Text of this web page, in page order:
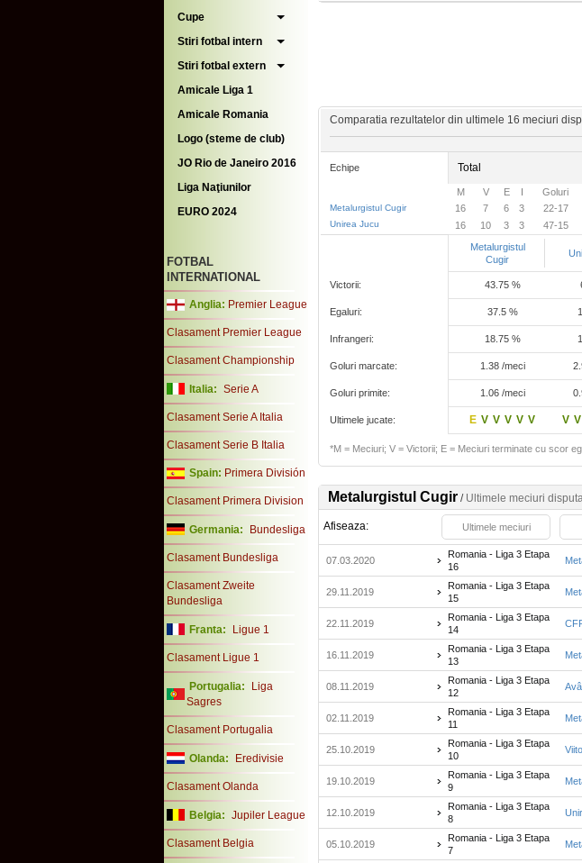
Cupe
Stiri fotbal intern
Stiri fotbal extern
Amicale Liga 1
Amicale Romania
Logo (steme de club)
JO Rio de Janeiro 2016
Liga Naţiunilor
EURO 2024
FOTBAL
INTERNATIONAL
Anglia: Premier League
Clasament Premier League
Clasament Championship
Italia: Serie A
Clasament Serie A Italia
Clasament Serie B Italia
Spain: Primera División
Clasament Primera Division
Germania: Bundesliga
Clasament Bundesliga
Clasament Zweite
Bundesliga
Franta: Ligue 1
Clasament Ligue 1
Portugalia:
Liga
Sagres
Clasament Portugalia
Olanda: Eredivisie
Clasament Olanda
Belgia: Jupiler League
Clasament Belgia
Comparatia rezultatelor din ultimele 16 meciuri
Echipe Total
M V E I Goluri
Metalurgistul Cugir 16 7 6 3 22-17
Unirea Jucu 16 10 3 3 47-15
Metalurgistul
Cugir
Victorii: 43.75 %
Egaluri: 37.5 %
Infrangeri: 18.75 %
Goluri marcate: 1.38 /meci
Goluri primite: 1.06 /meci
Ultimele jucate: E V V V V V V V
*M = Meciuri; V = Victorii; E = Meciuri terminate cu scor
Metalurgistul Cugir / Ultimele meciuri
Afiseaza: Ultimele meciuri
07.03.2020
Romania - Liga 3 Etapa
16
29.11.2019
Romania - Liga 3 Etapa
15
22.11.2019
Romania - Liga 3 Etapa
14
16.11.2019
Romania - Liga 3 Etapa
13
08.11.2019
Romania - Liga 3 Etapa
12
02.11.2019
Romania - Liga 3 Etapa
11
25.10.2019
Romania - Liga 3 Etapa
10
19.10.2019
Romania - Liga 3 Etapa
9
12.10.2019
Romania - Liga 3 Etapa
8
05.10.2019
Romania - Liga 3 Etapa
7